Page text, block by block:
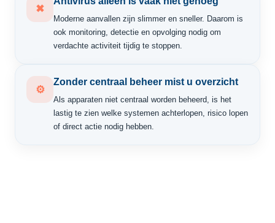
✖
Moderne aanvallen zijn slimmer en sneller. Daarom is
ook monitoring, detectie en opvolging nodig om
verdachte activiteit tijdig te stoppen.
⚙
Zonder centraal beheer mist u overzicht
Als apparaten niet centraal worden beheerd, is het
lastig te zien welke systemen achterlopen, risico lopen
of direct actie nodig hebben.